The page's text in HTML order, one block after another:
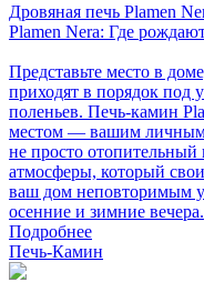
Дровяная печь Plamen
Plamen Nera: Где
Представьте место в
приходят в порядок под
поленьев. Печь-камин
местом — вашим личным
не просто
атмосферы, который
ваш дом неповторимым
осенние и зимние вечера.
Подробнее
Печь-Камин